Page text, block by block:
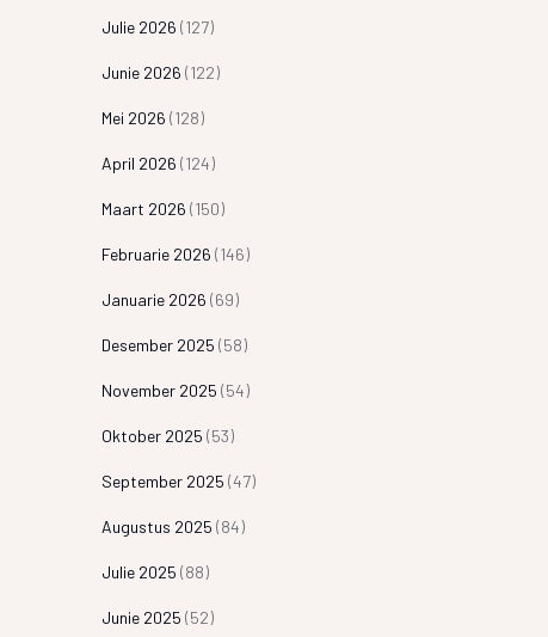
Julie 2026 (127)
Junie 2026 (122)
Mei 2026 (128)
April 2026 (124)
Maart 2026 (150)
Februarie 2026 (146)
Januarie 2026 (69)
Desember 2025 (58)
November 2025 (54)
Oktober 2025 (53)
September 2025 (47)
Augustus 2025 (84)
Julie 2025 (88)
Junie 2025 (52)